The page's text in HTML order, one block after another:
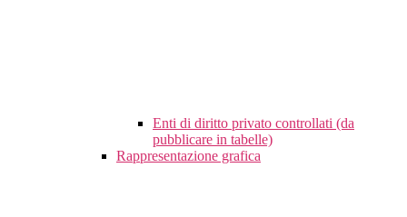
Enti di diritto privato controllati (da
pubblicare in tabelle)
Rappresentazione grafica